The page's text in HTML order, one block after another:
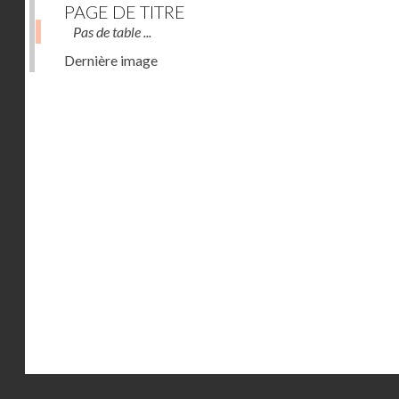
PAGE DE TITRE
Pas de table ...
Dernière image